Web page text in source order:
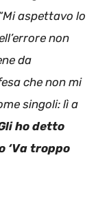
aspettavo lo
non
da
che non mi
singoli: lì a
ho detto
‘Va troppo